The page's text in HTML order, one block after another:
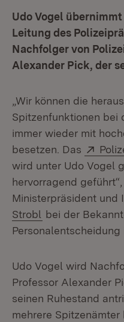
Udo Vogel
Leitung des
Nachfolger von
Alexander Pick, der
„Wir können die
Spitzenfunktionen bei
immer wieder mit
besetzen. Das
wird unter Udo Vogel
hervorragend
Ministerpräsident und
Strobl bei der
Personalentscheidung
Udo Vogel wird
Professor Alexander
seinen Ruhestand
mehrere Spitzenämter